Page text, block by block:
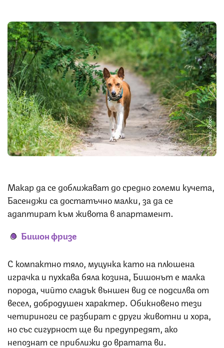
Снимка: iStock
Макар да се доближават до средно големи кучета,
Басенджи са достатъчно малки, за да се
адаптират към живота в апартамент.
Бишон фризе
С компактно тяло, муцунка като на плюшена
играчка и пухкава бяла козина, Бишонът е малка
порода, чийто сладък външен вид се подсилва от
весел, добродушен характер. Обикновено тези
четириноги се разбират с други животни и хора,
но със сигурност ще ви предупредят, ако
непознат се приближи до вратата ви.